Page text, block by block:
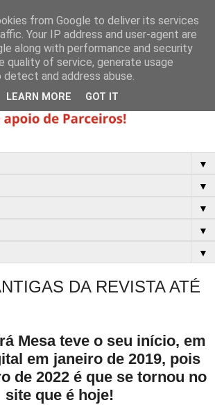
▼
▼
▼
▼
▼
DA REVISTA ATÉ
Mesa teve o seu início, em
em janeiro de 2019, pois
de 2022 é que se tornou no
site que é hoje!
from Google to deliver its services
Your IP address and user-agent are
along with performance and security
quality of service, generate usage
and address abuse.
LEARN MORE GOT IT